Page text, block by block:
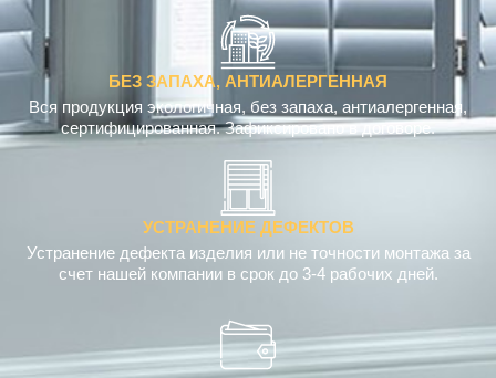
БЕЗ ЗАПАХА, АНТИАЛЕРГЕННАЯ
Вся продукция экологичная, без запаха, антиалергенная,
сертифицированная. Зафиксировано в договоре.
УСТРАНЕНИЕ ДЕФЕКТОВ
Устранение дефекта изделия или не точности монтажа за
счет нашей компании в срок до 3-4 рабочих дней.